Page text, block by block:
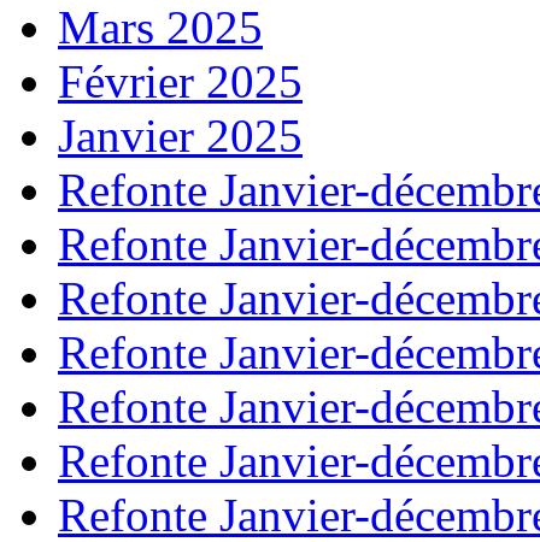
Mars 2025
Février 2025
Janvier 2025
Refonte Janvier-
Refonte Janvier-
Refonte Janvier-
Refonte Janvier-
Refonte Janvier-
Refonte Janvier-
Refonte Janvier-